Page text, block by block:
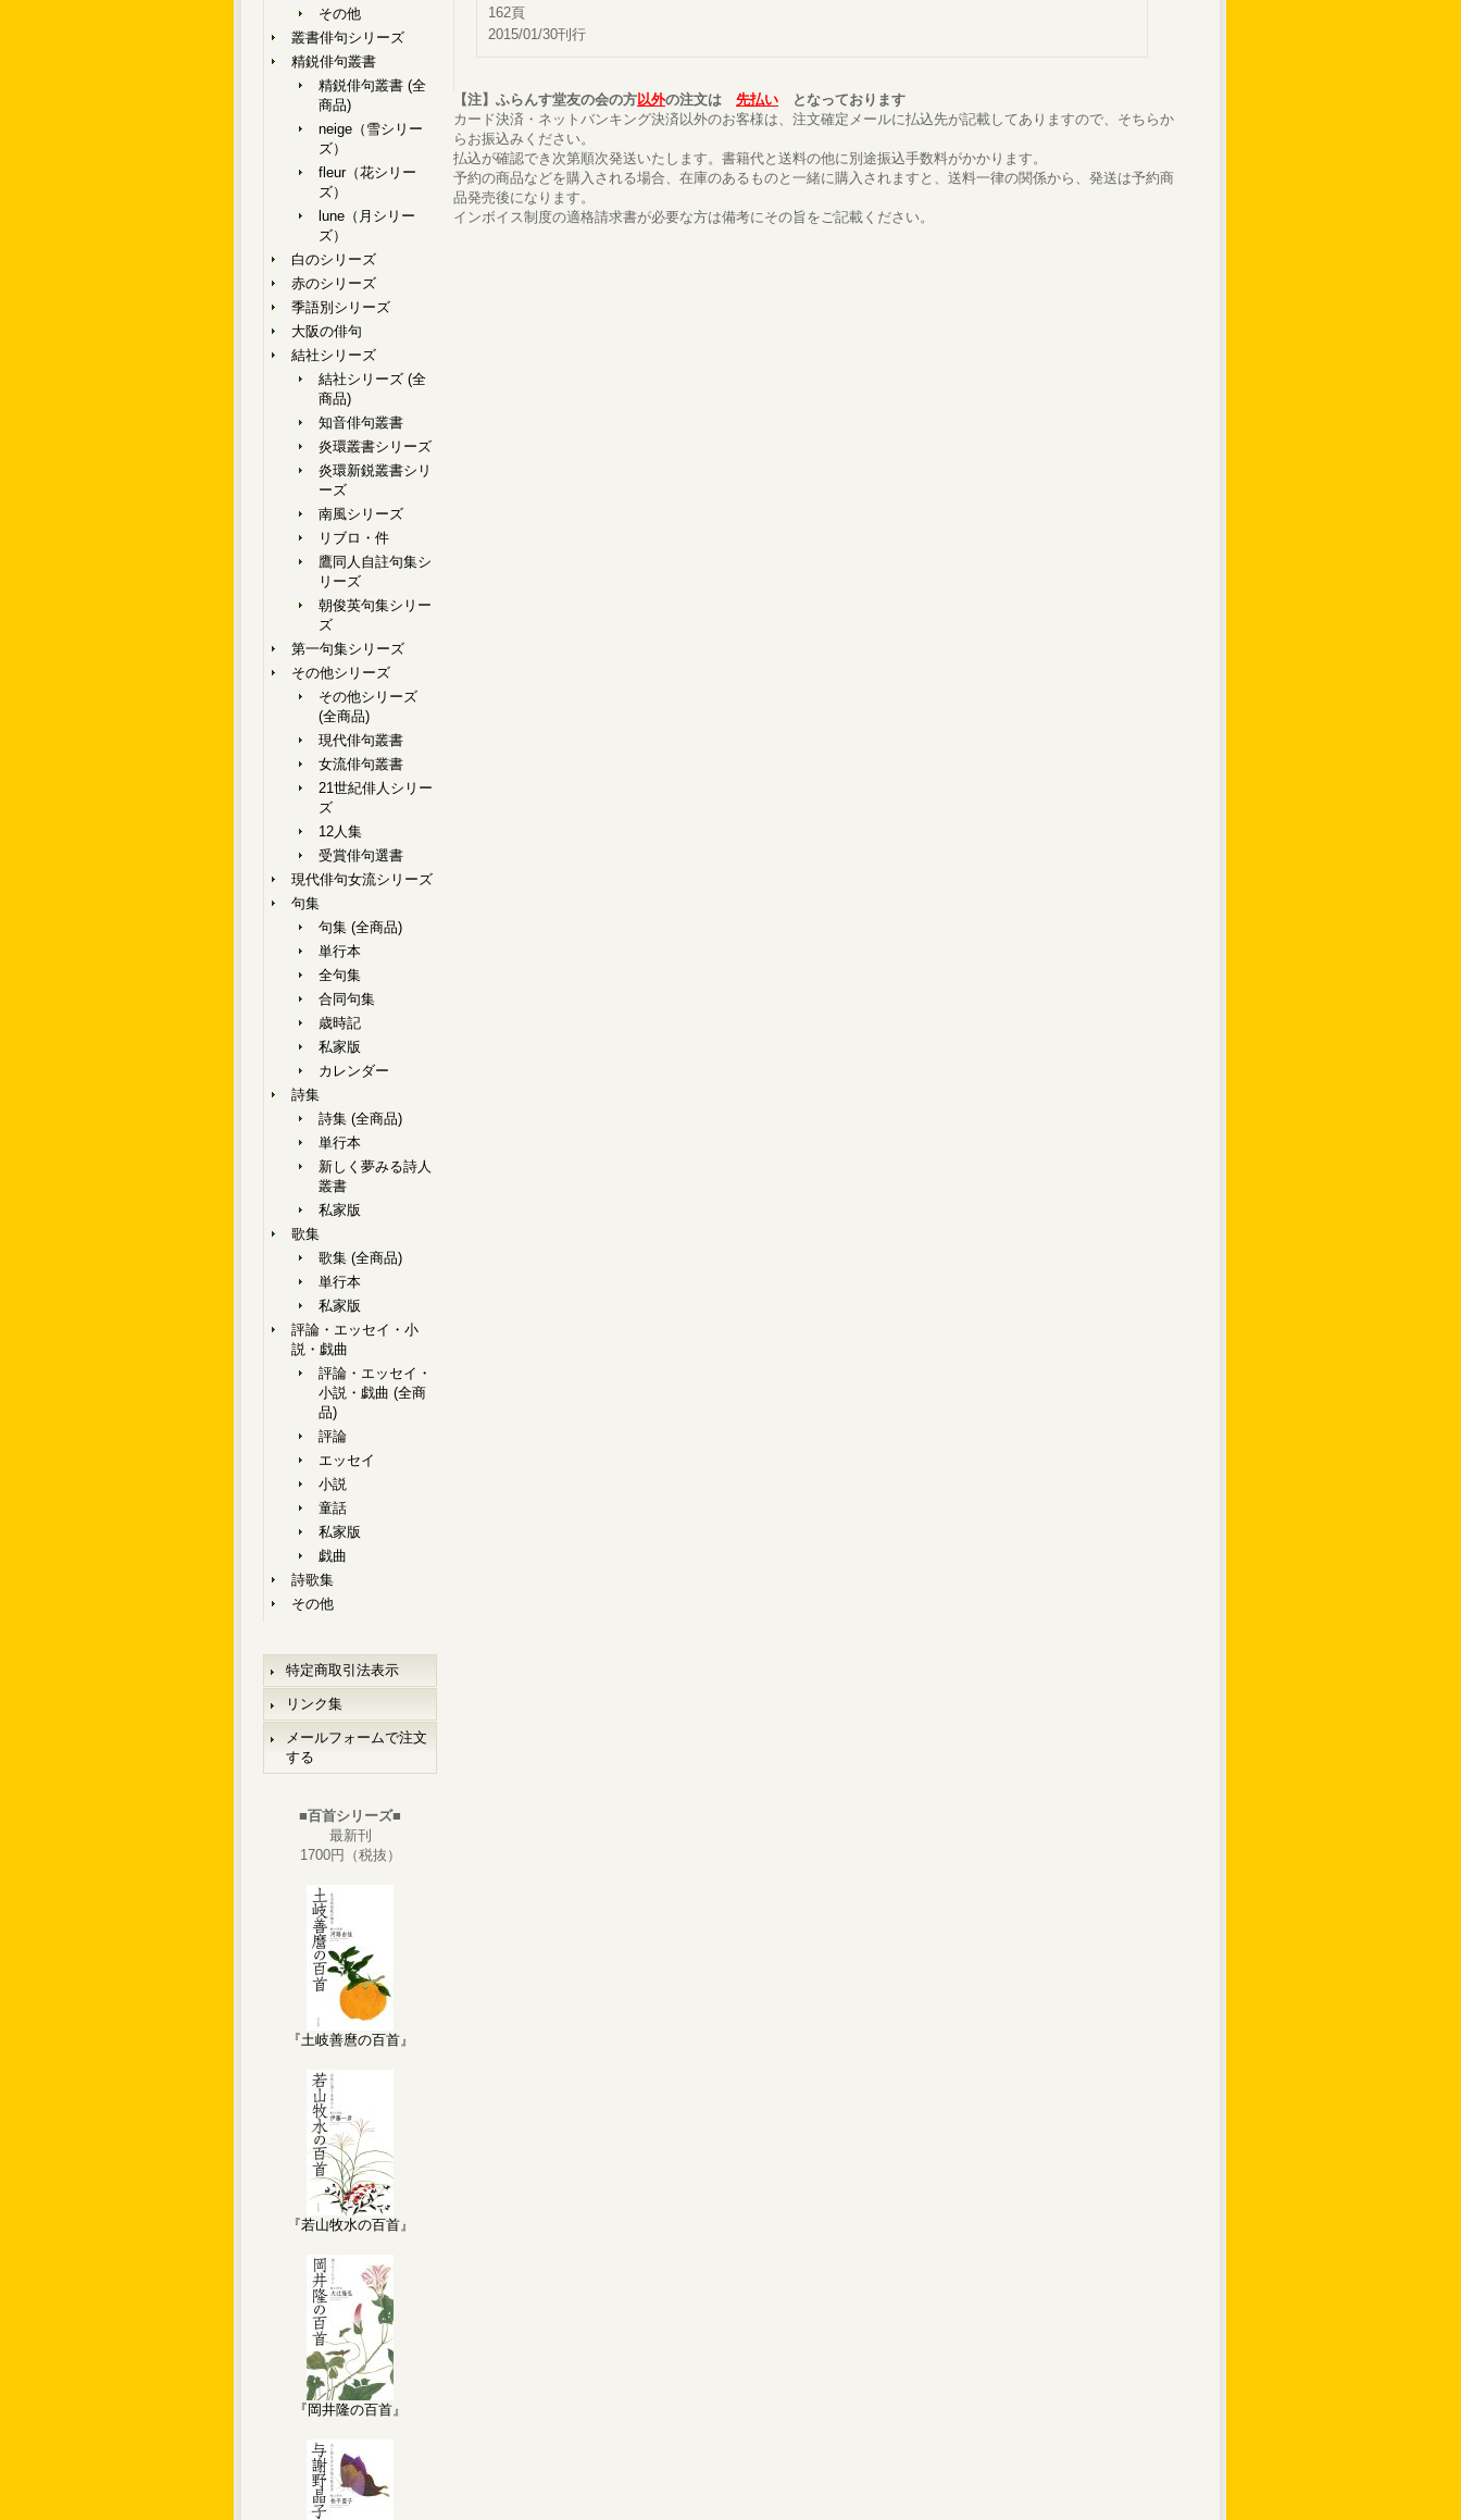
その他
叢書俳句シリーズ
精鋭俳句叢書
精鋭俳句叢書 (全
商品)
neige（雪シリー
ズ）
fleur（花シリー
ズ）
lune（月シリー
ズ）
白のシリーズ
赤のシリーズ
季語別シリーズ
大阪の俳句
結社シリーズ
結社シリーズ (全
商品)
知音俳句叢書
炎環叢書シリーズ
炎環新鋭叢書シリ
ーズ
南風シリーズ
リブロ・件
鷹同人自註句集シ
リーズ
朝俊英句集シリー
ズ
第一句集シリーズ
その他シリーズ
その他シリーズ
(全商品)
現代俳句叢書
女流俳句叢書
21世紀俳人シリー
ズ
12人集
受賞俳句選書
現代俳句女流シリーズ
句集
句集 (全商品)
単行本
全句集
合同句集
歳時記
私家版
カレンダー
詩集
詩集 (全商品)
単行本
新しく夢みる詩人
叢書
私家版
歌集
歌集 (全商品)
単行本
私家版
評論・エッセイ・小
説・戯曲
評論・エッセイ・
小説・戯曲 (全商
品)
評論
エッセイ
小説
童話
私家版
戯曲
詩歌集
その他
特定商取引法表示
リンク集
メールフォームで注文
する
■百首シリーズ■
最新刊
1700円（税抜）
『土岐善麿の百首』
『若山牧水の百首』
『岡井隆の百首』
162頁
2015/01/30刊行
【注】ふらんす堂友の会の方以外の注文は 先払い となっております
カード決済・ネットバンキング決済以外のお客様は、注文確定メールに払込先が記載してありますので、そちらか
らお振込みください。
払込が確認でき次第順次発送いたします。書籍代と送料の他に別途振込手数料がかかります。
予約の商品などを購入される場合、在庫のあるものと一緒に購入されますと、送料一律の関係から、発送は予約商
品発売後になります。
インボイス制度の適格請求書が必要な方は備考にその旨をご記載ください。